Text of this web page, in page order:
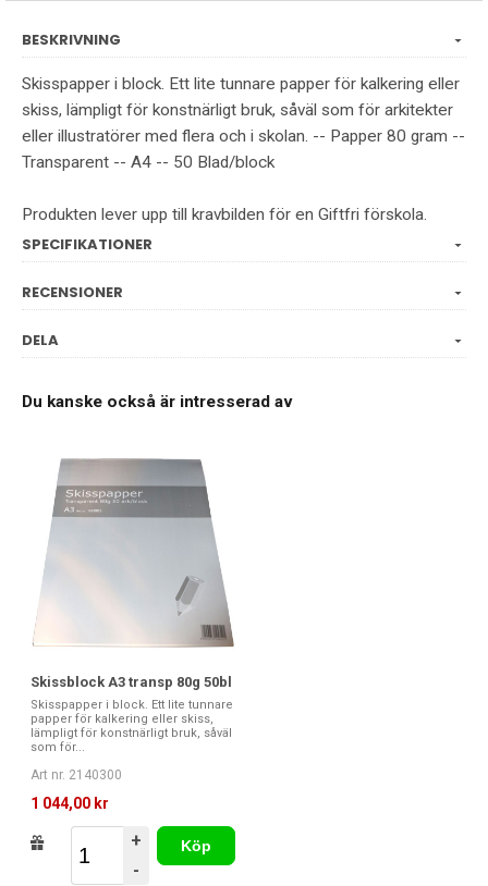
BESKRIVNING
Skisspapper i block. Ett lite tunnare papper för kalkering eller
skiss, lämpligt för konstnärligt bruk, såväl som för arkitekter
eller illustratörer med flera och i skolan. -- Papper 80 gram --
Transparent -- A4 -- 50 Blad/block
Produkten lever upp till kravbilden för en Giftfri förskola.
SPECIFIKATIONER
RECENSIONER
DELA
Du kanske också är intresserad av
Skissblock A3 transp 80g 50bl
Skisspapper i block. Ett lite tunnare
papper för kalkering eller skiss,
lämpligt för konstnärligt bruk, såväl
som för...
Art nr. 2140300
1 044,00 kr
+
-
Köp